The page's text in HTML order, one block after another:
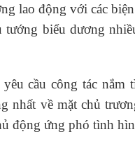
lao động với các
biểu dương
cầu công tác
nhất về mặt chủ
động ứng phó tình